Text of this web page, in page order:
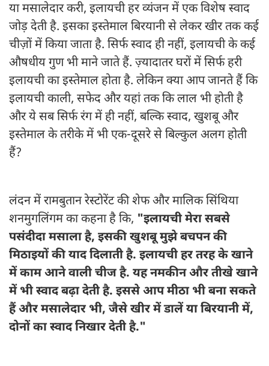
या मसालेदार करी, इलायची हर व्यंजन में एक विशेष स्वाद
जोड़ देती है. इसका इस्तेमाल बिरयानी से लेकर खीर तक कई
चीज़ों में किया जाता है. सिर्फ स्वाद ही नहीं, इलायची के कई
औषधीय गुण भी माने जाते हैं. ज़्यादातर घरों में सिर्फ हरी
इलायची का इस्तेमाल होता है. लेकिन क्या आप जानते हैं कि
इलायची काली, सफेद और यहां तक कि लाल भी होती है
और ये सब सिर्फ रंग में ही नहीं, बल्कि स्वाद, खुशबू और
इस्तेमाल के तरीके में भी एक-दूसरे से बिल्कुल अलग होती
हैं?
लंदन में रामबुतान रेस्टोरेंट की शेफ और मालिक सिंथिया
शनमुगलिंगम का कहना है कि, "इलायची मेरा सबसे
पसंदीदा मसाला है, इसकी खुशबू मुझे बचपन की
मिठाइयों की याद दिलाती है. इलायची हर तरह के खाने
में काम आने वाली चीज है. यह नमकीन और तीखे खाने
में भी स्वाद बढ़ा देती है. इससे आप मीठा भी बना सकते
हैं और मसालेदार भी, जैसे खीर में डालें या बिरयानी में,
दोनों का स्वाद निखार देती है."